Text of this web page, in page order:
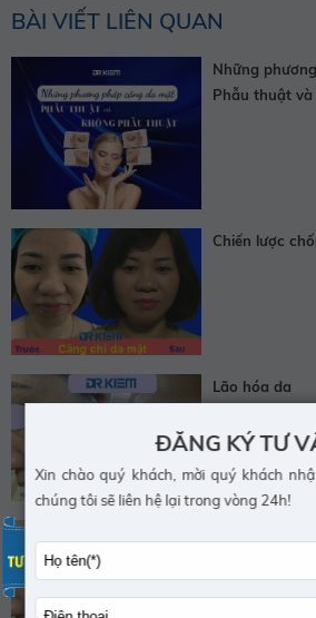
BÀI VIẾT LIÊN QUAN
Những
Phẫu thuật
Chiến lược
Lão hóa da
ĐĂNG KÝ TƯ
Xin chào quý khách, mời quý khách
chúng tôi sẽ liên hệ lại trong vòng 24h!